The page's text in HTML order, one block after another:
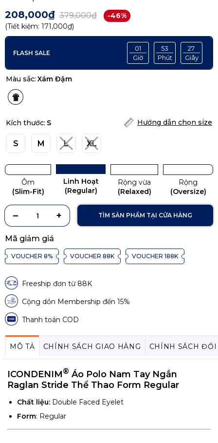
208,000₫ 379,000₫
-46%
(Tiết kiệm: 171,000₫)
FLASH SALE
01
Giờ
53
Phút
27
Giây
Mã giảm giá
VOUCHER 8% VOUCHER 88K VOUCHER 188K
Màu sắc: Xám Đậm
Kích thước: S Hướng dẫn chọn size
S M L XL
Ôm
(Slim-Fit)
Linh Hoạt
(Regular)
Rộng vừa
(Relaxed)
Rộng
(Oversize)
TÌM SẢN PHẨM TẠI CỬA HÀNG
Freeship đơn từ 88K
Cộng dồn Membership đến 15%
Thanh toán COD
MÔ TẢ CHÍNH SÁCH GIAO HÀNG CHÍNH SÁCH
ICONDENIM® Áo Polo Nam Tay Ngắn
Raglan Stride Thể Thao Form Regular
Chất liệu: Double Faced Eyelet
Form: Regular